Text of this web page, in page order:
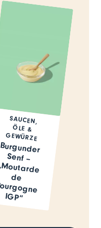
SAUCEN,
ÖLE &
GEWÜRZE
Burgunder
Senf –
„Moutarde
de
Bourgogne
IGP“